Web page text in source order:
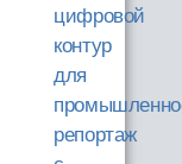
цифровой
контур
для
репортаж